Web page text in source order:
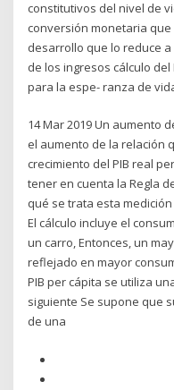
constitutivos del nivel de
conversión monetaria
desarrollo que lo reduce a
de los ingresos cálculo del
para la espe- ranza de
14 Mar 2019 Un aumento
el aumento de la relación
crecimiento del PIB real
tener en cuenta la Regla
qué se trata esta
El cálculo incluye el
un carro, Entonces, un
reflejado en mayor
PIB per cápita se utiliza
siguiente Se supone que
de una